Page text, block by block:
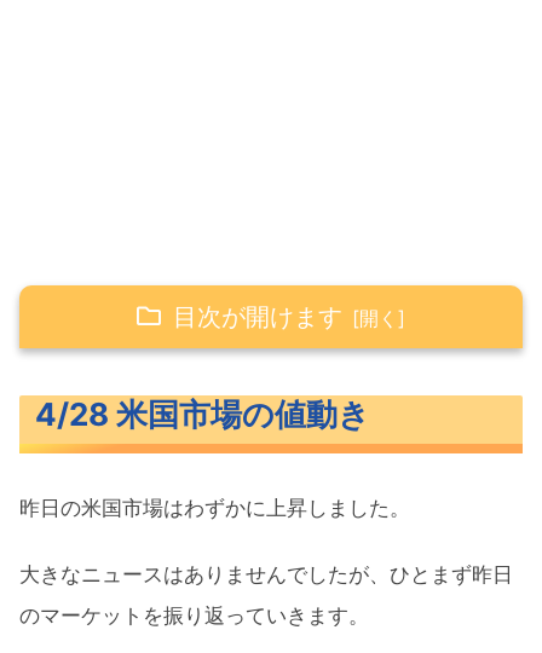
目次が開けます
米主要3指数の値動き
S&P500ヒートマップ
セクター別パフォーマンス
S&P500チャート分析
4/28 米国市場の値動き
昨日の米国市場はわずかに上昇しました。
大きなニュースはありませんでしたが、ひとまず昨日
のマーケットを振り返っていきます。